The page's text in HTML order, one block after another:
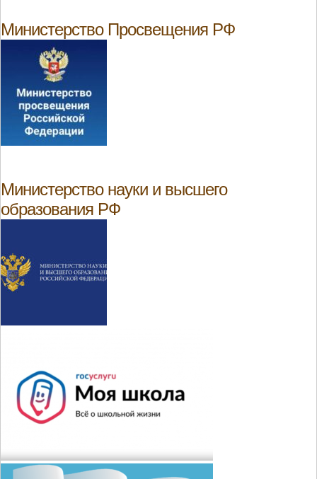
Министерство Просвещения РФ
Министерство науки и высшего
образования РФ